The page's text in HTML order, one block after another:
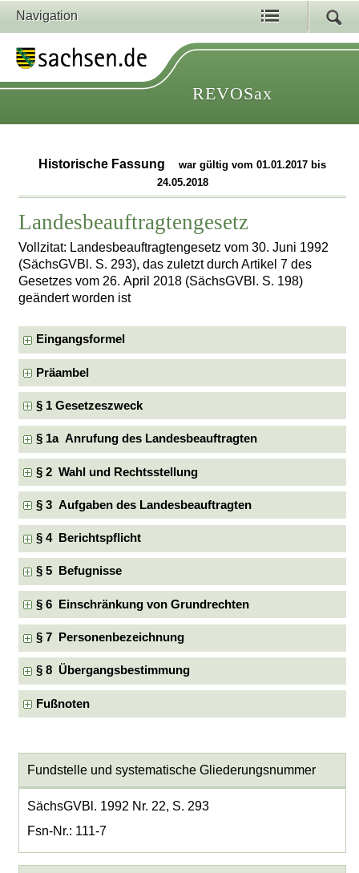
Navigation
REVOSax
Historische Fassung
war gültig vom 01.01.2017 bis
24.05.2018
Landesbeauftragtengesetz
Vollzitat: Landesbeauftragtengesetz vom 30. Juni 1992
(SächsGVBl. S. 293), das zuletzt durch Artikel 7 des
Gesetzes vom 26. April 2018 (SächsGVBl. S. 198)
geändert worden ist
Eingangsformel
Präambel
§ 1 Gesetzeszweck
§ 1a Anrufung des Landesbeauftragten
§ 2 Wahl und Rechtsstellung
§ 3 Aufgaben des Landesbeauftragten
§ 4 Berichtspflicht
§ 5 Befugnisse
§ 6 Einschränkung von Grundrechten
§ 7 Personenbezeichnung
§ 8 Übergangsbestimmung
Fußnoten
Fundstelle und systematische Gliederungsnummer
SächsGVBl. 1992 Nr. 22, S. 293
Fsn-Nr.: 111-7